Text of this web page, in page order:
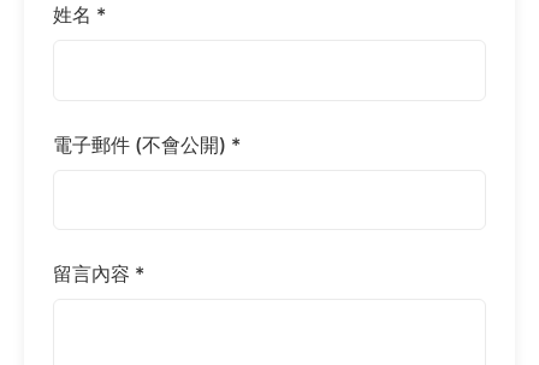
姓名 *
電子郵件 (不會公開) *
留言內容 *